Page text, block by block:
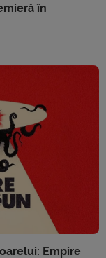
în
Empire